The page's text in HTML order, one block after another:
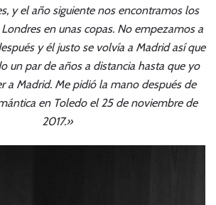
y el año siguiente nos encontramos los
en unas copas. No empezamos a
y él justo se volvía a Madrid así que
un par de años a distancia hasta que yo
a Madrid. Me pidió la mano después de
en Toledo el 25 de noviembre de
2017.»